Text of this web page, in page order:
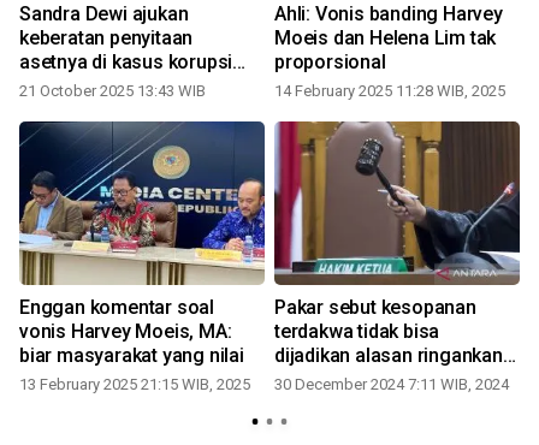
Sandra Dewi ajukan
keberatan penyitaan
asetnya di kasus korupsi
timah
21 October 2025 13:43 WIB
Ahli: Vonis banding Harvey
Moeis dan Helena Lim tak
proporsional
14 February 2025 11:28 WIB, 2025
Enggan komentar soal
vonis Harvey Moeis, MA:
biar masyarakat yang nilai
13 February 2025 21:15 WIB, 2025
Pakar sebut kesopanan
terdakwa tidak bisa
dijadikan alasan ringankan
pidana
30 December 2024 7:11 WIB, 2024